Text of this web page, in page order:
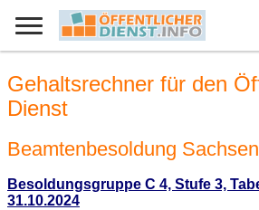
Gehaltsrechner für den
Dienst
Beamtenbesoldung
Besoldungsgruppe C 4, Stufe 3,
31.10.2024